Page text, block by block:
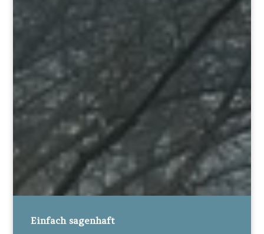
Einfach sagenhaft